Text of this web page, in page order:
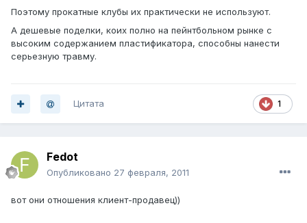
Поэтому прокатные клубы их практически не используют.
А дешевые поделки, коих полно на пейнтбольном рынке с
высоким содержанием пластификатора, способны нанести
серьезную травму.
1
Цитата
Fedot
Опубликовано 27 февраля, 2011
вот они отношения клиент-продавец))